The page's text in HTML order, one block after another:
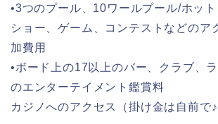
•3つのプール、10ワールプール/ホッ
ショー、ゲーム、コンテストなどのア
加費用
•ボード上の17以上のバー、クラブ、
のエンターテイメント鑑賞料
カジノへのアクセス（掛け金は自前で♪